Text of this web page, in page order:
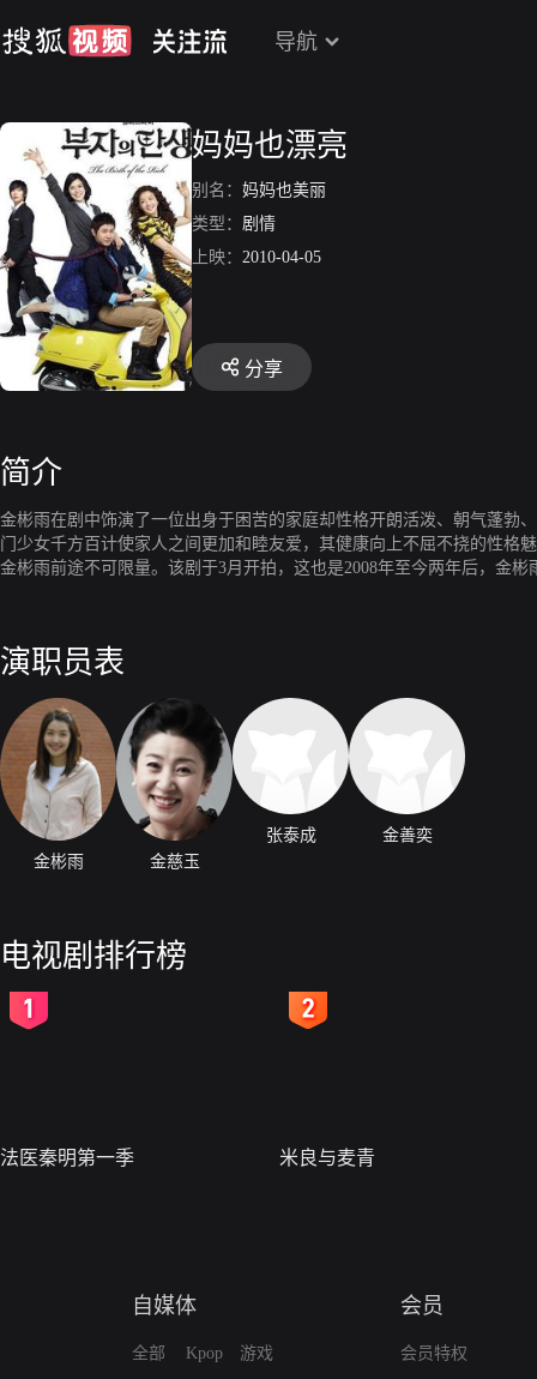
导航
妈妈也漂亮
别名： 妈妈也美丽
类型： 剧情
上映： 2010-04-05
分享
简介
金彬雨在剧中饰演了一位出身于困苦的家庭却性格开朗活泼、朝气蓬勃
门少女千方百计使家人之间更加和睦友爱，其健康向上不屈不挠的性格
金彬雨前途不可限量。该剧于3月开拍，这也是2008年至今两年后，金
演职员表
金彬雨 金慈玉
张泰成 金善奕
电视剧排行榜
法医秦明第一季 米良与麦青
自媒体
全部
Kpop
游戏
会员
会员特权